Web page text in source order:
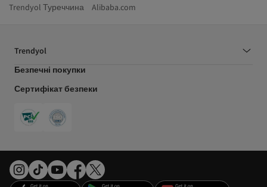
Trendyol Туреччина
Alibaba.com
Trendyol
Безпечні покупки
Сертифікат безпеки